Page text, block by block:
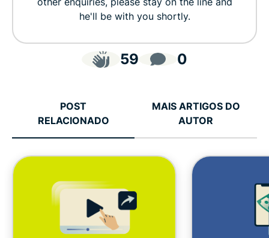
he'll be with you shortly.
59 0
POST
RELACIONADO
MAIS ARTIGOS DO
AUTOR